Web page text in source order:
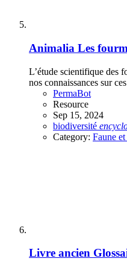
Animalia Les
L’étude scientifique des
nos connaissances sur
PermaBot
Resource
Sep 15, 2024
biodiversité
Category: Faune
Livre ancien